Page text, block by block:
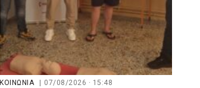
ΚΟΙΝΩΝΙΑ 07/08/2026 · 15:48